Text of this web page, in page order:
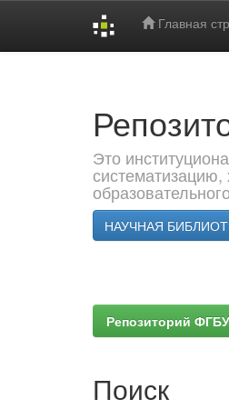
Главная
Это
НАУЧНАЯ
Репозиторий
Поиск